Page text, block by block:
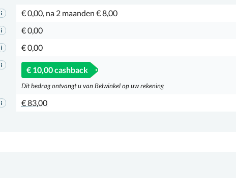
€ 0,00, na 2 maanden € 8,00
€ 0,00
€ 0,00
€ 10,00 cashback
Dit bedrag ontvangt u van Belwinkel op uw rekening
€ 83,00